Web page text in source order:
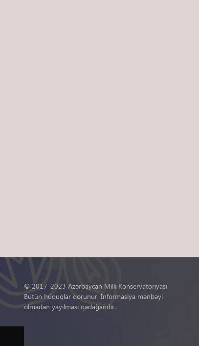
© 2017-2023 Azərbaycan Milli Konservatoriyası
Bütün hüquqlar qorunur. İnformasiya mənbəyi
olmadan yayılması qadağandır.